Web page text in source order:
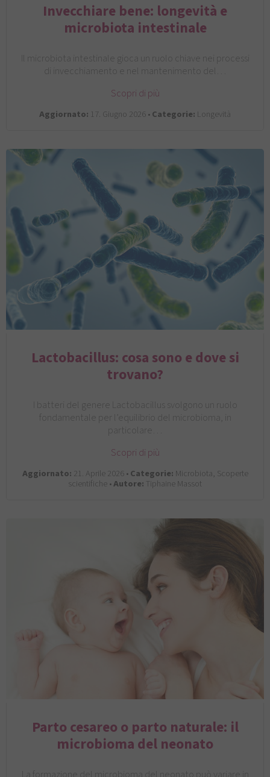
Invecchiare bene: longevità e
microbiota intestinale
Il microbiota intestinale gioca un ruolo chiave nei processi
di invecchiamento e nel mantenimento del…
Scopri di più
Aggiornato: 17. Giugno 2026 •Categorie: Longevità
Lactobacillus: cosa sono e dove si
trovano?
I batteri del genere Lactobacillus svolgono un ruolo
fondamentale per l’equilibrio del microbioma, in
particolare…
Scopri di più
Aggiornato: 21. Aprile 2026 •Categorie: Microbiota, Scoperte
scientifiche •Autore: Tiphaine Massot
Parto cesareo o parto naturale: il
microbioma del neonato